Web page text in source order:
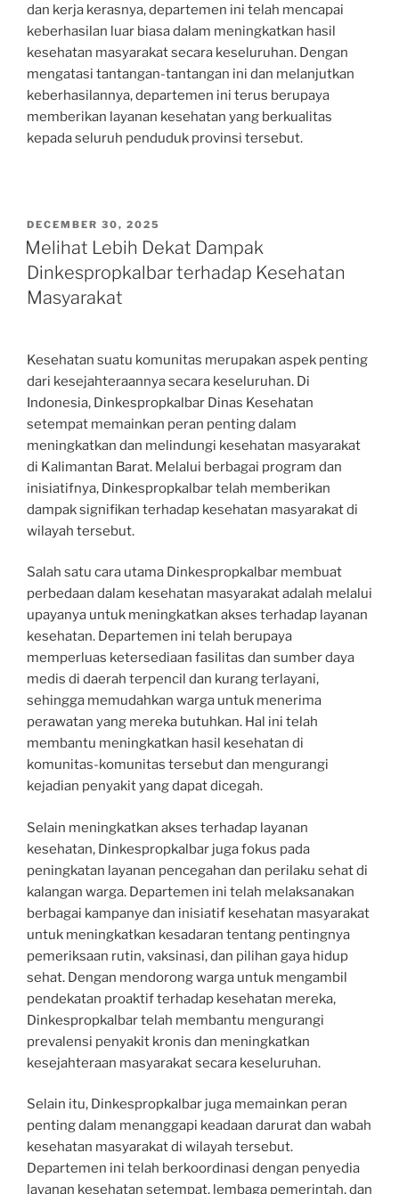
dan kerja kerasnya, departemen ini telah mencapai
keberhasilan luar biasa dalam meningkatkan hasil
kesehatan masyarakat secara keseluruhan. Dengan
mengatasi tantangan-tantangan ini dan melanjutkan
keberhasilannya, departemen ini terus berupaya
memberikan layanan kesehatan yang berkualitas
kepada seluruh penduduk provinsi tersebut.
POSTED
ON
DECEMBER 30, 2025
Melihat Lebih Dekat Dampak
Dinkespropkalbar terhadap Kesehatan
Masyarakat
Kesehatan suatu komunitas merupakan aspek penting
dari kesejahteraannya secara keseluruhan. Di
Indonesia, Dinkespropkalbar Dinas Kesehatan
setempat memainkan peran penting dalam
meningkatkan dan melindungi kesehatan masyarakat
di Kalimantan Barat. Melalui berbagai program dan
inisiatifnya, Dinkespropkalbar telah memberikan
dampak signifikan terhadap kesehatan masyarakat di
wilayah tersebut.
Salah satu cara utama Dinkespropkalbar membuat
perbedaan dalam kesehatan masyarakat adalah melalui
upayanya untuk meningkatkan akses terhadap layanan
kesehatan. Departemen ini telah berupaya
memperluas ketersediaan fasilitas dan sumber daya
medis di daerah terpencil dan kurang terlayani,
sehingga memudahkan warga untuk menerima
perawatan yang mereka butuhkan. Hal ini telah
membantu meningkatkan hasil kesehatan di
komunitas-komunitas tersebut dan mengurangi
kejadian penyakit yang dapat dicegah.
Selain meningkatkan akses terhadap layanan
kesehatan, Dinkespropkalbar juga fokus pada
peningkatan layanan pencegahan dan perilaku sehat di
kalangan warga. Departemen ini telah melaksanakan
berbagai kampanye dan inisiatif kesehatan masyarakat
untuk meningkatkan kesadaran tentang pentingnya
pemeriksaan rutin, vaksinasi, dan pilihan gaya hidup
sehat. Dengan mendorong warga untuk mengambil
pendekatan proaktif terhadap kesehatan mereka,
Dinkespropkalbar telah membantu mengurangi
prevalensi penyakit kronis dan meningkatkan
kesejahteraan masyarakat secara keseluruhan.
Selain itu, Dinkespropkalbar juga memainkan peran
penting dalam menanggapi keadaan darurat dan wabah
kesehatan masyarakat di wilayah tersebut.
Departemen ini telah berkoordinasi dengan penyedia
layanan kesehatan setempat, lembaga pemerintah, dan